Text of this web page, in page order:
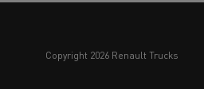
copyright 2026 Renault Trucks